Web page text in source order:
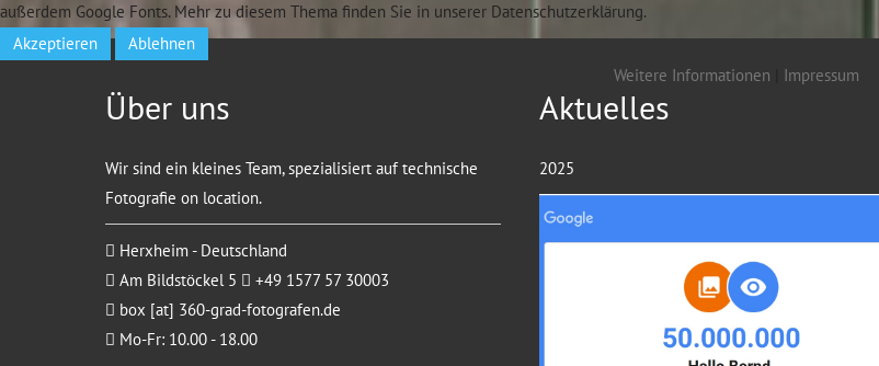
Über uns
Wir sind ein kleines Team, spezialisiert auf technische
Fotografie on location.
Herxheim - Deutschland
Am Bildstöckel 5
+49 1577 57 30003
box [at] 360-grad-fotografen.de
Mo-Fr: 10.00 - 18.00
Aktuelles
2025
außerdem Google Fonts. Mehr zu diesem Thema finden Sie in unserer Datenschutzerklärung.
Akzeptieren
Ablehnen
Weitere Informationen
Impressum